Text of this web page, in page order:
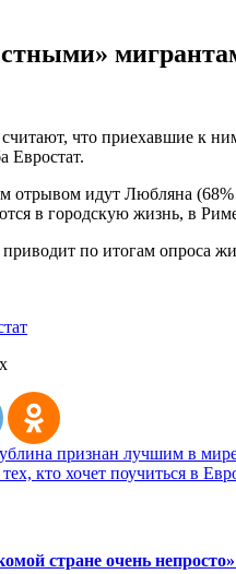
считают, что приехавшие к
Евростат.
отрывом идут Любляна
в городскую жизнь, в
по итогам опроса
признан лучшим в
кто хочет поучиться в
стране очень